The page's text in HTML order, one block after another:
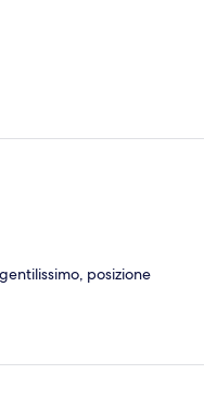
posizione